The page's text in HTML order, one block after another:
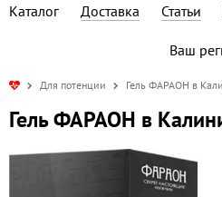
Каталог Доставка Статьи
Ваш
Для потенции Гель ФАРАОН в
Гель ФАРАОН в